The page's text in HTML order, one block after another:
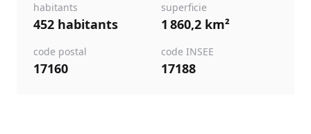
habitants
452 habitants
superficie
1 860,2 km²
code postal
17160
code INSEE
17188